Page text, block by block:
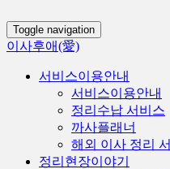
Toggle navigation
이사후애(愛)
서비스이용안내
서비스이용안내
정리수납 서비스
까사플래너
해외 이사 정리
정리현장이야기